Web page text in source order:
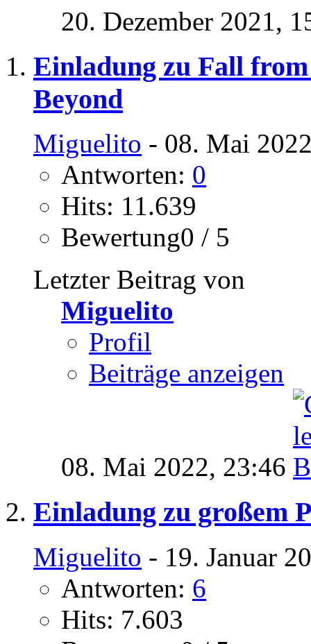
20. Dezember 2021,
Einladung zu Fall
Beyond
Miguelito - 08. Mai
Antworten: 0
Hits: 11.639
Bewertung0 / 5
Letzter Beitrag von
Miguelito
Profil
Beiträge anzeigen
08. Mai 2022, 23:46
Einladung zu großem
Miguelito - 19. Januar
Antworten: 6
Hits: 7.603